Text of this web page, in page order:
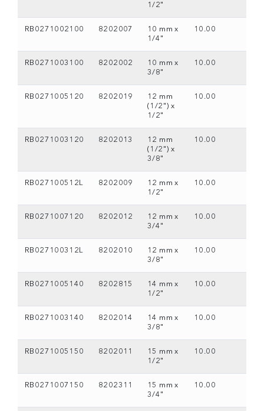
1/2"
RB0271002100 8202007
10 mm x
1/4"
10.00
RB0271003100 8202002
10 mm x
3/8"
10.00
RB0271005120 8202019
12 mm
(1/2") x
1/2"
10.00
RB0271003120 8202013
12 mm
(1/2") x
3/8"
10.00
RB027100512L 8202009
12 mm x
1/2"
10.00
RB0271007120 8202012
12 mm x
3/4"
10.00
RB027100312L 8202010
12 mm x
3/8"
10.00
RB0271005140 8202815
14 mm x
1/2"
10.00
RB0271003140 8202014
14 mm x
3/8"
10.00
RB0271005150 8202011
15 mm x
1/2"
10.00
RB0271007150 8202311
15 mm x
3/4"
10.00